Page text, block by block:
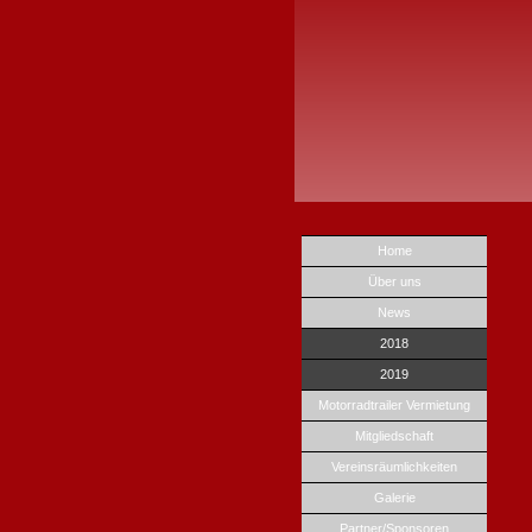
Home
Über uns
News
2018
2019
Motorradtrailer Vermietung
Mitgliedschaft
Vereinsräumlichkeiten
Galerie
Partner/Sponsoren